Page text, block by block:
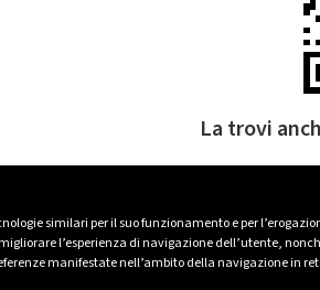
similari per il suo funzionamento e per
l’esperienza di navigazione dell’utente,
manifestate nell’ambito della navigazione in
La trovi